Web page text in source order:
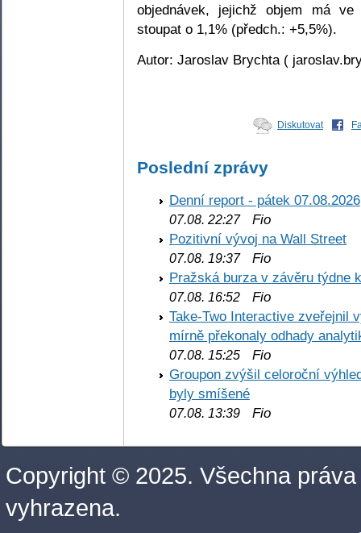
objednávek, jejichž objem má
stoupat o 1,1% (předch.: +5,5%).
Autor: Jaroslav Brychta (
Diskutovat
Poslední zprávy
Denní report - pátek 07.08.2026
07.08. 22:27Fio
Pozitivní vývoj na Wall Street
07.08. 19:37Fio
Pražská burza v závěru týdne
07.08. 16:52 Fio
Take-Two Interactive zveřejnil
mírně překonaly odhady
07.08. 15:25 Fio
Groupon zvýšil celoroční
byly smíšené
07.08. 13:39 Fio
Copyright © 2025. Všechna práva
vyhrazena.